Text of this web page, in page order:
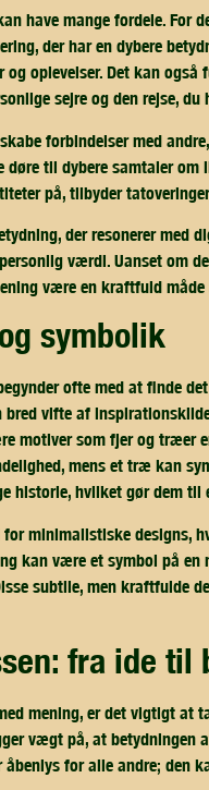
have mange fordele. For
der har en dybere
oplevelser. Det kan
sejre og den rejse,
forbindelser med
til dybere samtaler
på, tilbyder
der resonerer med
værdi. Uanset om
være en kraftfuld
symbolik
ofte med at finde
vifte af
motiver som fjer og træer
mens et træ kan
historie, hvilket gør dem til
minimalistiske designs,
kan være et symbol på en
subtile, men kraftfulde
fra ide
mening, er det vigtigt at
vægt på, at betydningen
for alle andre; den